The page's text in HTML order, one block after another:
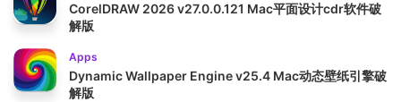
CorelDRAW 2026 v27.0.0.121 Mac平面设计cdr软件破
解版
Apps
Dynamic Wallpaper Engine v25.4 Mac动态壁纸引擎破
解版